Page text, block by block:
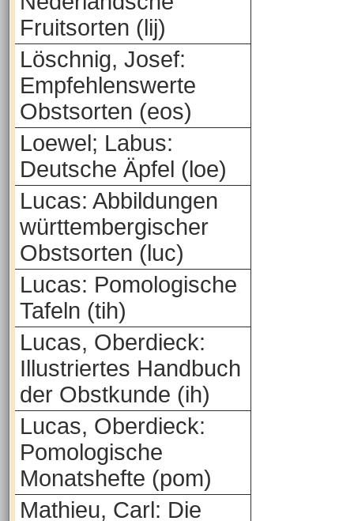
Fruitsorten (lij)
Löschnig, Josef:
Empfehlenswerte
Obstsorten (eos)
Loewel; Labus:
Deutsche Äpfel (loe)
Lucas: Abbildungen
württembergischer
Obstsorten (luc)
Lucas: Pomologische
Tafeln (tih)
Lucas, Oberdieck:
Illustriertes Handbuch
der Obstkunde (ih)
Lucas, Oberdieck:
Pomologische
Monatshefte (pom)
Mathieu, Carl: Die